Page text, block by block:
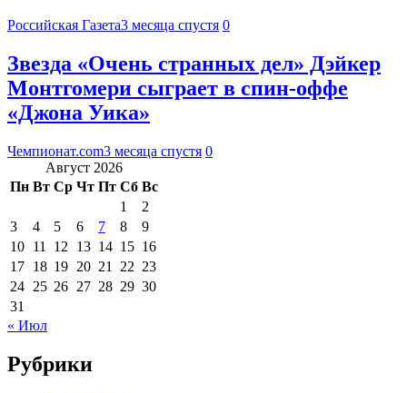
Российская Газета3 месяца спустя 0
Звезда «Очень странных дел» Дэйкер
Монтгомери сыграет в спин-оффе
«Джона Уика»
Чемпионат.com3 месяца спустя 0
Август 2026
Пн Вт Ср Чт Пт Сб Вс
1
2
3
4 5 6 7 8
9
10 11 12 13 14 15 16
17 18 19 20 21 22 23
24 25 26 27 28 29 30
31
« Июл
Рубрики